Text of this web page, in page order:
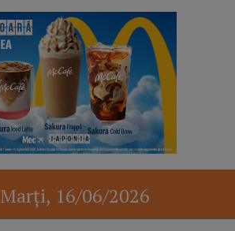
Marți, 16/06/2026